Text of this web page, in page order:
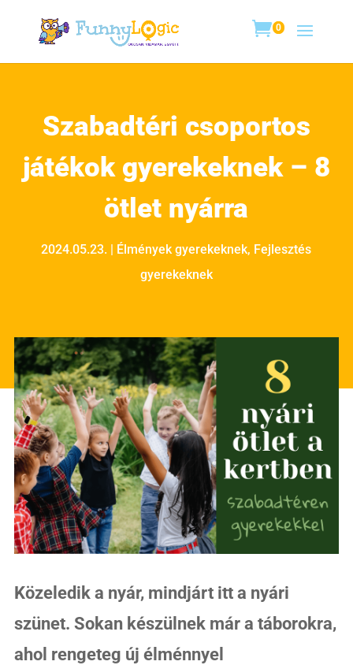
0
Szabadtéri csoportos
játékok gyerekeknek – 8
ötlet nyárra
2024.05.23. | Élmények gyerekeknek, Fejlesztés
gyerekeknek
Közeledik a nyár, mindjárt itt a nyári
szünet. Sokan készülnek már a táborokra,
ahol rengeteg új élménnyel